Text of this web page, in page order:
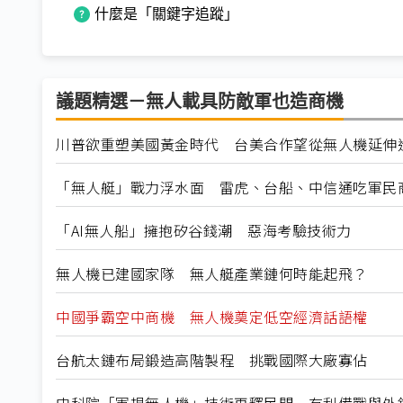
什麼是「關鍵字追蹤」
議題精選－無人載具防敵軍也造商機
川普欲重塑美國黃金時代 台美合作望從無人機延伸
「無人艇」戰力浮水面 雷虎、台船、中信通吃軍民
「AI無人船」擁抱矽谷錢潮 惡海考驗技術力
無人機已建國家隊 無人艇產業鏈何時能起飛？
中國爭霸空中商機 無人機奠定低空經濟話語權
台航太鏈布局鍛造高階製程 挑戰國際大廠寡佔